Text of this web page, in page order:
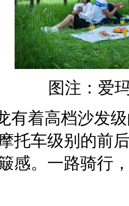
图注：爱
有着高档沙发
托车级别的前
感。一路骑行